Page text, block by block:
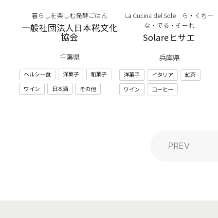
暮らしを楽しむ発酵ごはん
一般社団法人日本糀文化
協会
千葉県
ヘルシー食 洋菓子
和菓子
ワイン
日本酒 その他
La Cucina del Sole ら・くちー
な・でる・そーれ
Solareヒサエ
兵庫県
洋菓子 イタリア
紅茶
ワイン
コーヒー